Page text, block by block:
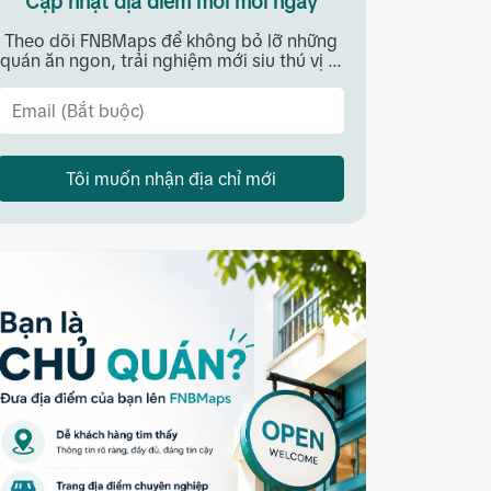
Theo dõi FNBMaps để không bỏ lỡ những
quán ăn ngon, trải nghiệm mới siu thú vị ...
Tôi muốn nhận địa chỉ mới